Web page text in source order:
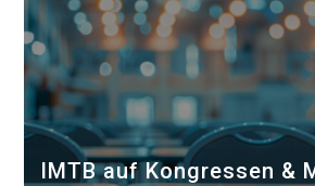
IMTB auf Kongressen &